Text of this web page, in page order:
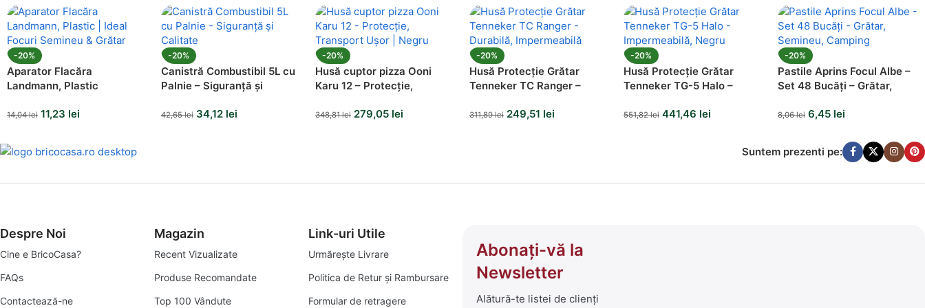
-20%
Aparator Flacăra
Landmann, Plastic
14,04lei 11,23 lei
-20%
Canistră Combustibil 5L cu
Palnie – Siguranță și
42,65lei 34,12 lei
-20%
Husă cuptor pizza Ooni
Karu 12 – Protecție,
348,81lei 279,05 lei
-20%
Husă Protecție Grătar
Tenneker TC Ranger –
311,89lei 249,51 lei
-20%
Husă Protecție Grătar
Tenneker TG-5 Halo –
551,82lei 441,46 lei
-20%
Pastile Aprins Focul Albe –
Set 48 Bucăți – Grătar,
8,06lei 6,45 lei
Suntem prezenti pe:
Despre Noi
Cine e BricoCasa?
FAQs
Contactează-ne
Magazin
Recent Vizualizate
Produse Recomandate
Top 100 Vândute
Link-uri Utile
Urmărește Livrare
Politica de Retur și Rambursare
Formular de retragere
Abonați-vă la
Newsletter
Alătură-te listei de clienți